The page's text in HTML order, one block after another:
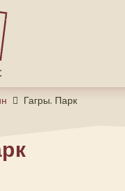
Гагры. Парк